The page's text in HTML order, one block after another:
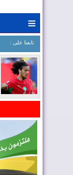
≡
: تابعنا على